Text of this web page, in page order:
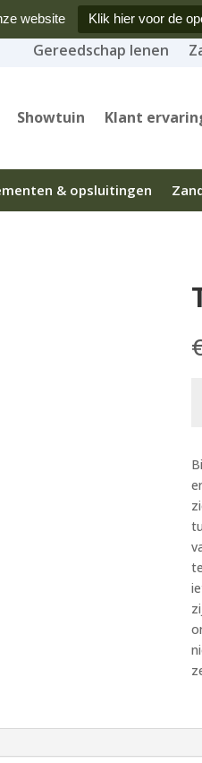
website Klik hier voor de
Gereedschap lenen
Showtuin Klant
& opsluitingen